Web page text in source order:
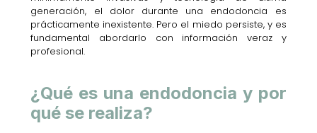
generación, el dolor durante una endodoncia es
prácticamente inexistente. Pero el miedo persiste, y es
fundamental abordarlo con información veraz y
profesional.
¿Qué es una endodoncia y por
qué se realiza?